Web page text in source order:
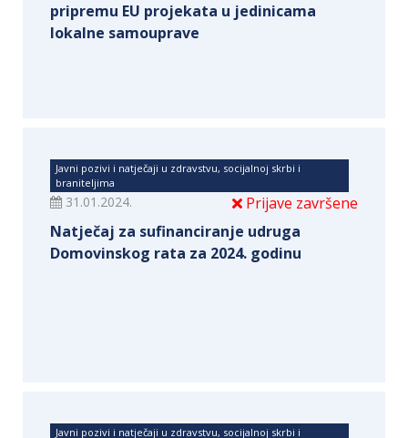
pripremu EU projekata u jedinicama
lokalne samouprave
Javni pozivi i natječaji u zdravstvu, socijalnoj skrbi i
braniteljima
Prijave završene
31.01.2024.
Natječaj za sufinanciranje udruga
Domovinskog rata za 2024. godinu
Javni pozivi i natječaji u zdravstvu, socijalnoj skrbi i